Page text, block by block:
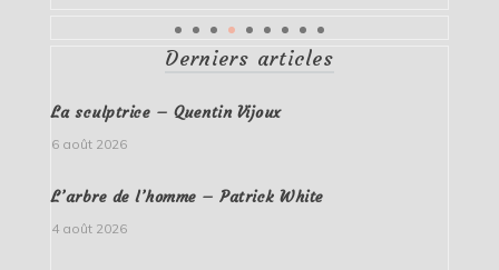
Derniers articles
La sculptrice – Quentin Vijoux
6 août 2026
L’arbre de l’homme – Patrick White
4 août 2026